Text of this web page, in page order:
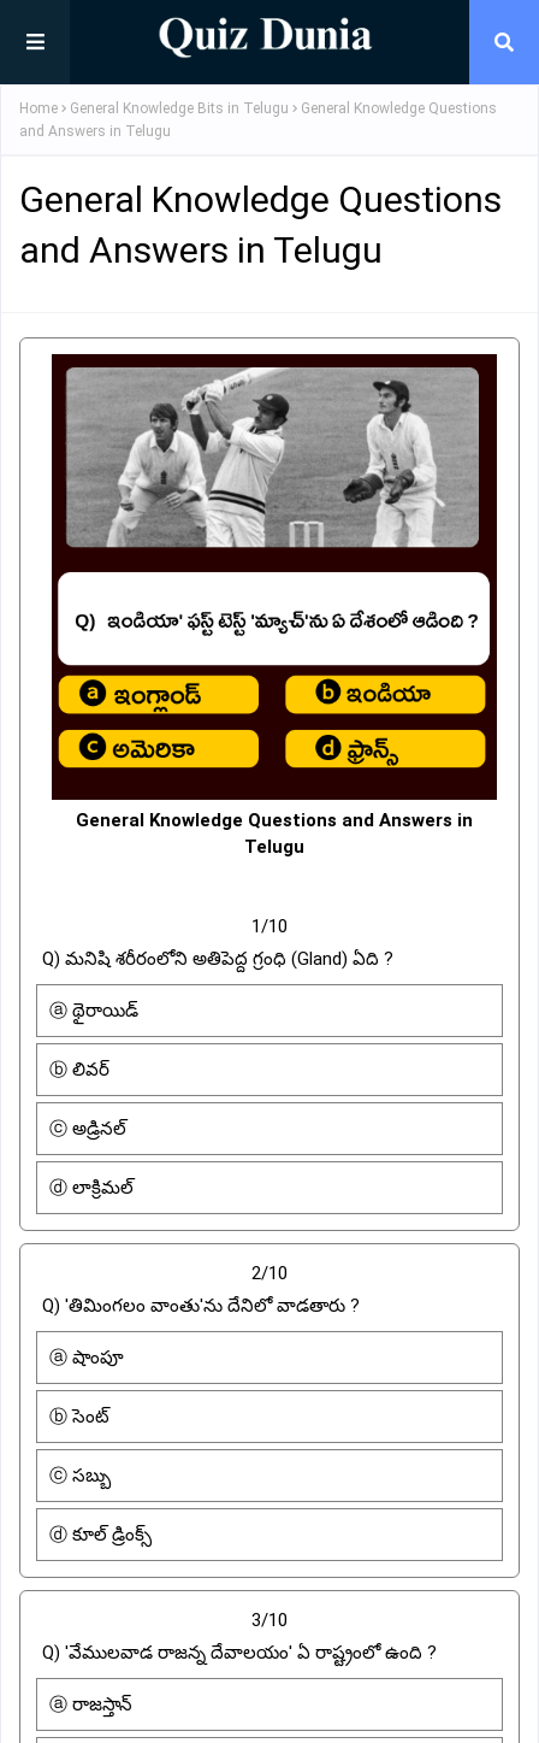
Home General Knowledge Bits in Telugu
General Knowledge Questions
and Answers in Telugu
General Knowledge Questions
and Answers in Telugu
General Knowledge Questions and Answers in
Telugu
1/10
Q) మనిషి శరీరంలోని అతిపెద్ద గ్రంధి (Gland) ఏది ?
ⓐ థైరాయిడ్
ⓑ లివర్
ⓒ అడ్రినల్
ⓓ లాక్రిమల్
2/10
Q) 'తిమింగలం వాంతు'ను దేనిలో వాడతారు ?
ⓐ షాంపూ
ⓑ సెంట్
ⓒ సబ్బు
ⓓ కూల్ డ్రింక్స్
3/10
Q) 'వేములవాడ రాజన్న దేవాలయం' ఏ రాష్ట్రంలో ఉంది ?
ⓐ రాజస్తాన్